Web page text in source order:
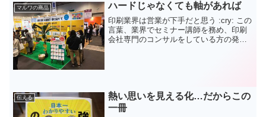
マルワの商品 ハードじゃなくても軸があれば
印刷業界は営業が下手だと思う :cry: この
言葉、業界でセミナー講師を務め、印刷
会社専門のコンサルをしている方の発言
伝える
熱い思いを見える化…だからこの
一冊